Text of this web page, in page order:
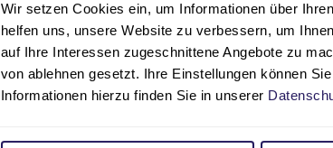
Wir setzen Cookies ein, um Informationen über
helfen uns, unsere Website zu verbessern, um
auf Ihre Interessen zugeschnittene Angebote zu
von ablehnen gesetzt. Ihre Einstellungen können
Informationen hierzu finden Sie in unserer
Praktikumszeugnisse (wenn
Arbeitszeugnisse (wenn
Sie haben Ihren Schulabschluss